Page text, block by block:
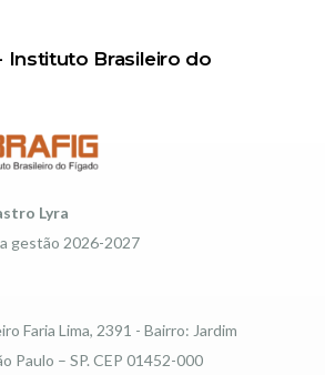
Instituto Brasileiro do
Lyra
gestão 2026-2027
Faria Lima, 2391 - Bairro: Jardim
Paulo – SP. CEP 01452-000